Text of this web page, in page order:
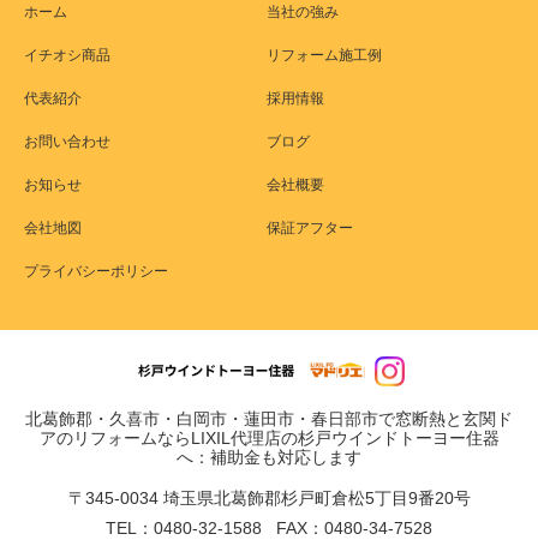
ホーム 当社の強み
イチオシ商品 リフォーム施工例
代表紹介 採用情報
お問い合わせ ブログ
お知らせ 会社概要
会社地図 保証アフター
プライバシーポリシー
北葛飾郡・久喜市・白岡市・蓮田市・春日部市で窓断熱と玄関ド
アのリフォームならLIXIL代理店の杉戸ウインドトーヨー住器
へ：補助金も対応します
〒345-0034 埼玉県北葛飾郡杉戸町倉松5丁目9番20号
TEL：0480-32-1588 FAX：0480-34-7528